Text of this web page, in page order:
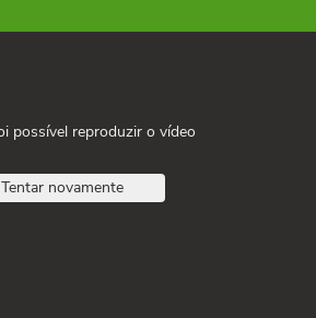
possível reproduzir o vídeo
Tentar novamente